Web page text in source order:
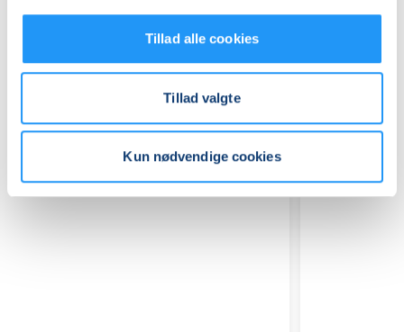
Tillad alle cookies
Tillad valgte
Kun nødvendige cookies
Relaterede hold